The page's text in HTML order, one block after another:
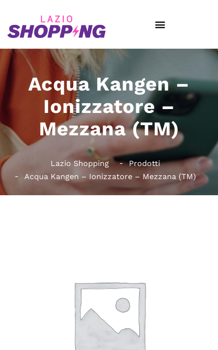
Acqua Kangen –
Ionizzatore –
Mezzana (TM)
Lazio Shopping
Prodotti
Acqua Kangen – Ionizzatore – Mezzana (TM)